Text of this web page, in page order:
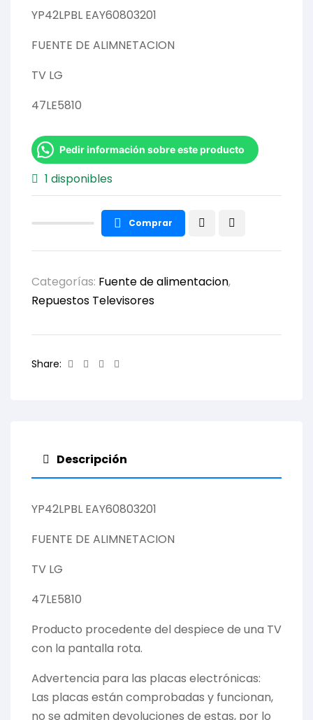
YP42LPBL EAY60803201
FUENTE DE ALIMNETACION
TV LG
47LE5810
Pedir información sobre este producto
1 disponibles
Comprar
Categorías: Fuente de alimentacion,
Repuestos Televisores
Share: Facebook
TwitterLinkedin
Descripción
YP42LPBL EAY60803201
FUENTE DE ALIMNETACION
TV LG
47LE5810
Producto procedente del despiece de una TV
con la pantalla rota.
Advertencia para las placas electrónicas:
Las placas están comprobadas y funcionan,
no se admiten devoluciones de estas, por lo